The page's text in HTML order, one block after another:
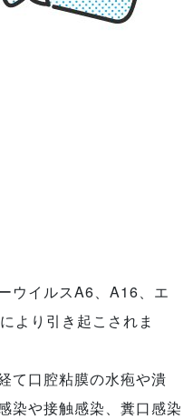
ウイルスA6、A16、エ
より引き起こされま
て口腔粘膜の水疱や潰
染や接触感染、糞口感染